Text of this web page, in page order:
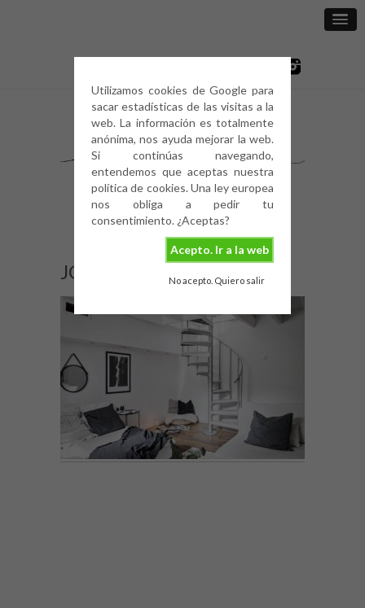
Utilizamos cookies de Google para
sacar estadísticas de las visitas a la
web. La información es totalmente
anónima, nos ayuda mejorar la web.
Si continúas navegando,
entendemos que aceptas nuestra
política de cookies. Una ley europea
nos obliga a pedir tu
consentimiento. ¿Aceptas?
Acepto. Ir a la web
No acepto. Quiero salir
JC8